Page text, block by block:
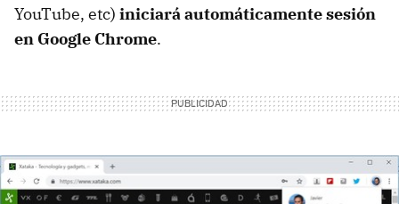
YouTube, etc) iniciará automáticamente sesión
en Google Chrome.